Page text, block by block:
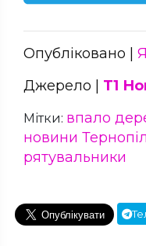
Опубліковано |
Джерело | Т1
Мітки: впало
новини
рятувальники